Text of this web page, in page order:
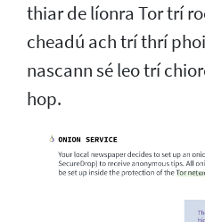
thiar de líonra Tor trí
cheadú ach trí thrí
nascann sé leo trí
hop.